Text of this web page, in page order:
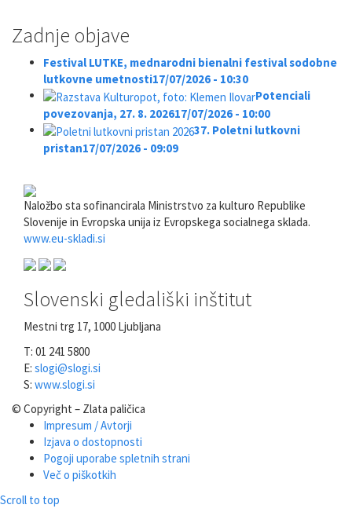
Zadnje objave
Festival LUTKE, mednarodni bienalni festival sodobne
lutkovne umetnosti17/07/2026 - 10:30
Potenciali
povezovanja, 27. 8. 202617/07/2026 - 10:00
37. Poletni lutkovni
pristan17/07/2026 - 09:09
Naložbo sta sofinancirala Ministrstvo za kulturo Republike
Slovenije in Evropska unija iz Evropskega socialnega sklada.
www.eu-skladi.si
Slovenski gledališki inštitut
Mestni trg 17, 1000 Ljubljana
T: 01 241 5800
E: slogi@slogi.si
S: www.slogi.si
© Copyright – Zlata paličica
Impresum / Avtorji
Izjava o dostopnosti
Pogoji uporabe spletnih strani
Več o piškotkih
Scroll to top